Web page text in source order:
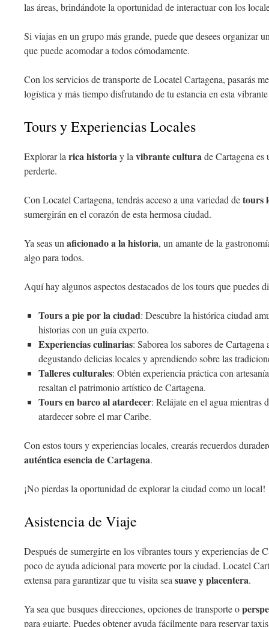
las áreas, brindándote la oportunidad de interactuar con los
Si viajas en un grupo más grande, puede que desees organizar
que puede acomodar a todos cómodamente.
Con los servicios de transporte de Locatel Cartagena, pasarás
logística y más tiempo disfrutando de tu estancia en esta
Tours y Experiencias Locales
Explorar la rica historiay la vibrante culturade Cartagena es
perderte.
Con Locatel Cartagena, tendrás acceso a una variedad detours
sumergirán en el corazón de esta hermosa ciudad.
Ya seas un aficionado a la historia, un amante de la
algo para todos.
Aquí hay algunos aspectos destacados de los tours que puedes
Tours a pie por la ciudad: Descubre la histórica ciudad
historias con un guía experto.
Experiencias culinarias: Saborea los sabores de
degustando delicias locales y aprendiendo sobre las
Talleres culturales: Obtén experiencia práctica con
resaltan el patrimonio artístico de Cartagena.
Tours en barco al atardecer: Relájate en el agua mientras
atardecer sobre el mar Caribe.
Con estos tours y experiencias locales, crearás recuerdos
auténtica esencia de Cartagena.
¡No pierdas la oportunidad de explorar la ciudad como un local!
Asistencia de Viaje
Después de sumergirte en los vibrantes tours y experiencias de
poco de ayuda adicional para moverte por la ciudad. Locatel
extensa para garantizar que tu visita sea suave y placentera.
Ya sea que busques direcciones, opciones de transporte o
para guiarte. Puedes obtener ayuda fácilmente para reservar